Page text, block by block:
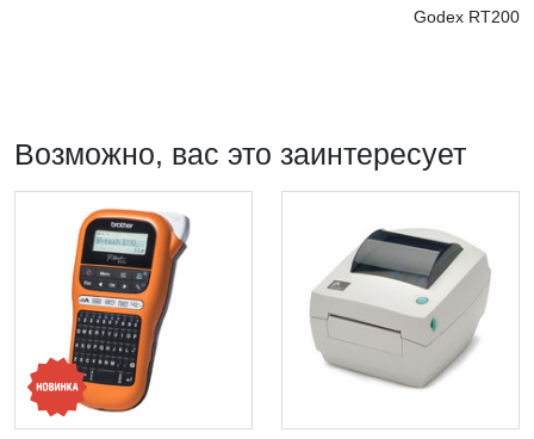
Godex RT200
Возможно, вас это заинтересует